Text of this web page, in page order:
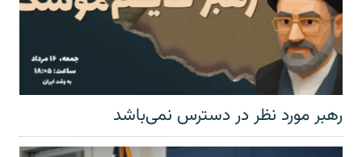
رهبر مورد نظر در دسترس نمی‌باشد